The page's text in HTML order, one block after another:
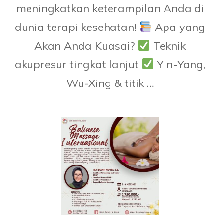
meningkatkan keterampilan Anda di
dunia terapi kesehatan!
Apa yang
Akan Anda Kuasai?
Teknik
akupresur tingkat lanjut
Yin-Yang,
Wu-Xing & titik …